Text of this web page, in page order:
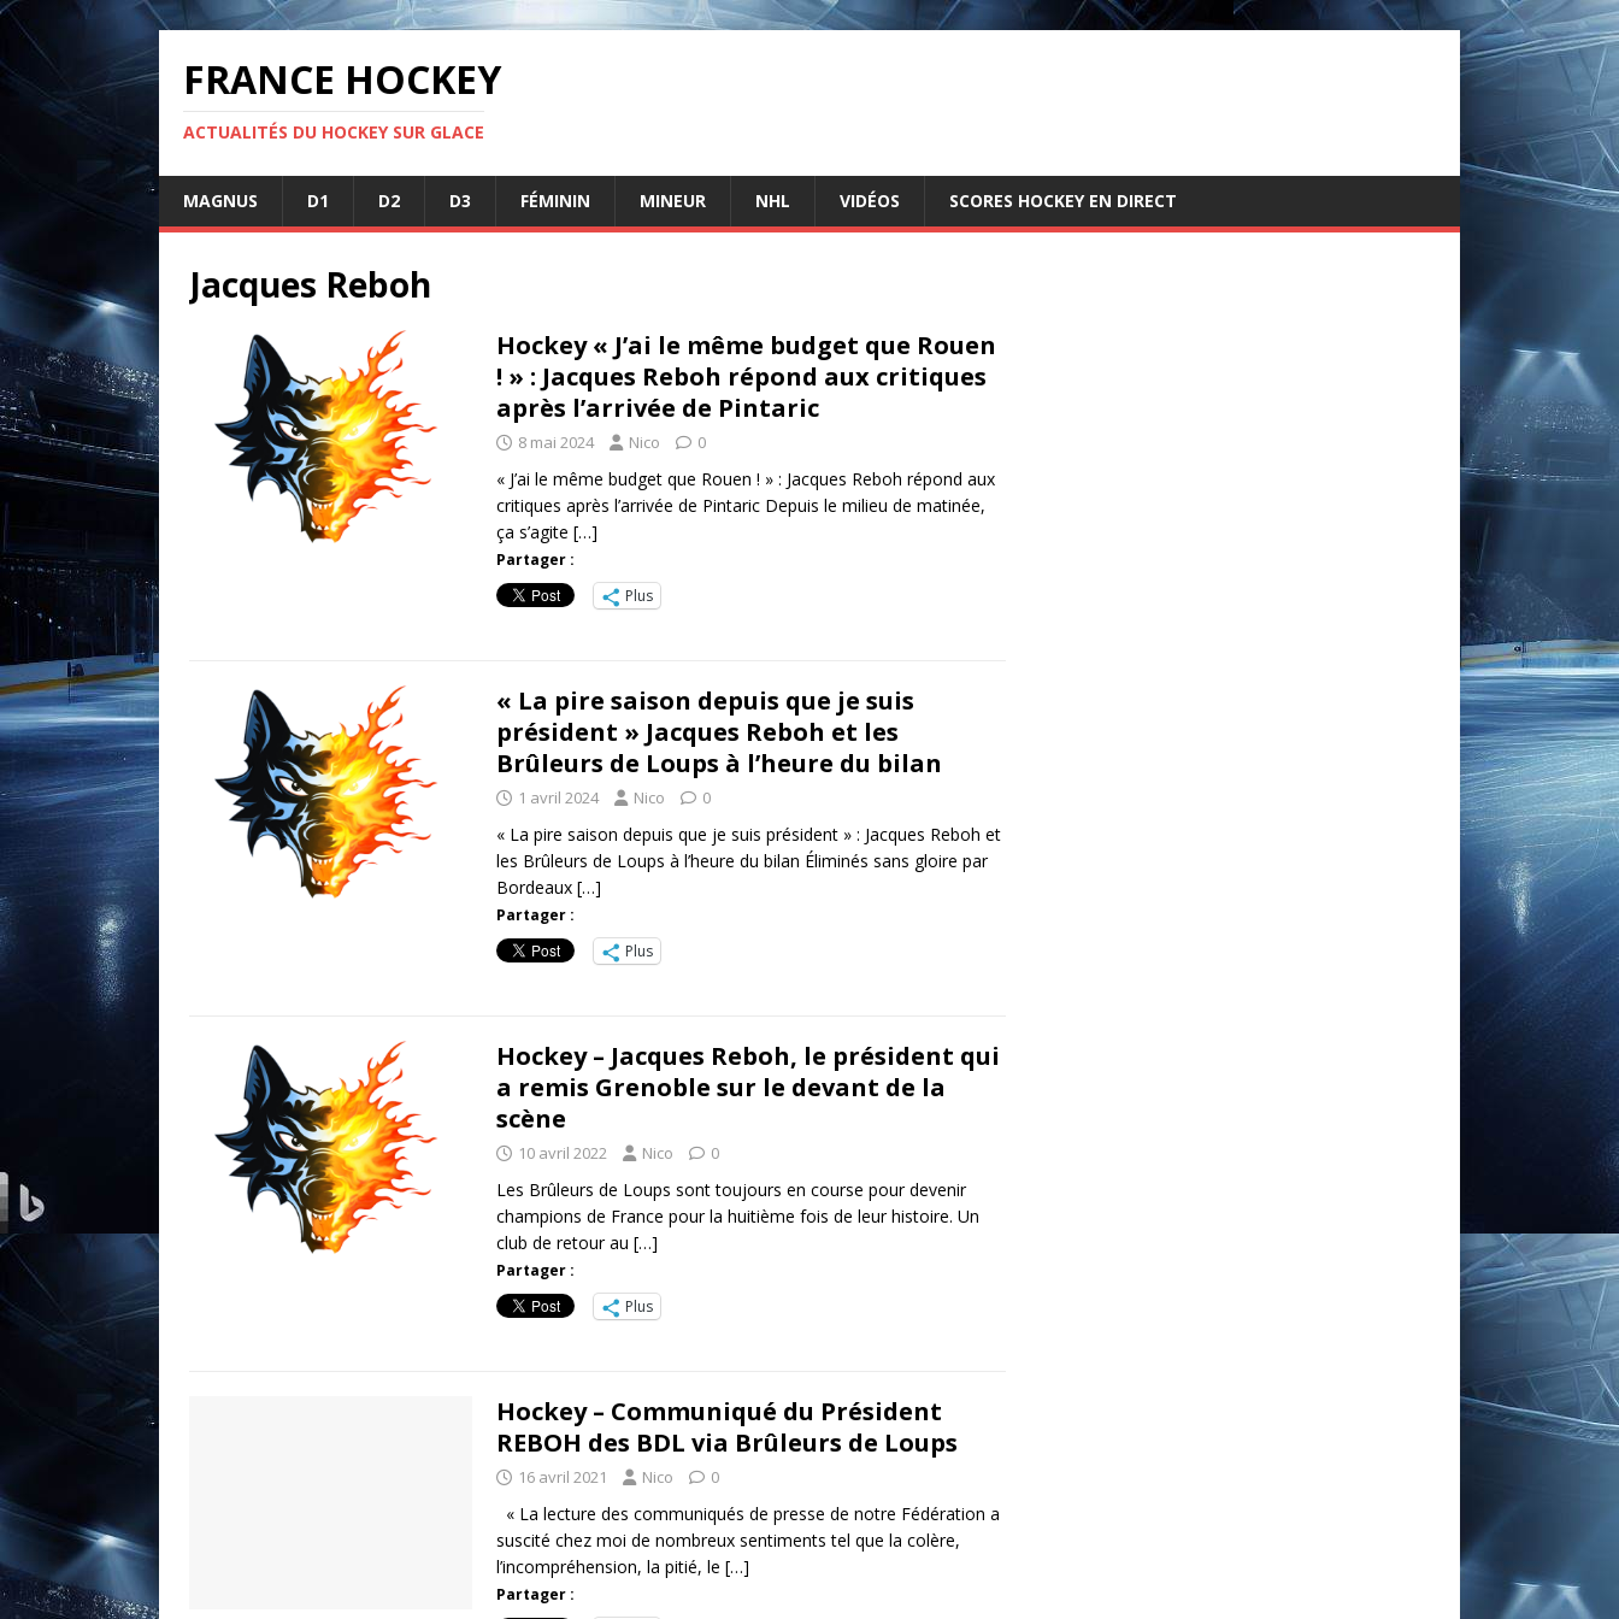
FRANCE HOCKEY
ACTUALITÉS DU HOCKEY SUR GLACE
MAGNUS D1 D2 D3 FÉMININ MINEUR NHL VIDÉOS SCORES HOCKEY EN DIRECT
Jacques Reboh
Hockey « J’ai le même budget que Rouen
! » : Jacques Reboh répond aux critiques
après l’arrivée de Pintaric
8 mai 2024 Nico 0
« J’ai le même budget que Rouen ! » : Jacques Reboh répond aux
critiques après l’arrivée de Pintaric Depuis le milieu de matinée,
ça s’agite […]
Partager :
Plus
« La pire saison depuis que je suis
président » Jacques Reboh et les
Brûleurs de Loups à l’heure du bilan
1 avril 2024 Nico 0
« La pire saison depuis que je suis président » : Jacques Reboh et
les Brûleurs de Loups à l’heure du bilan Éliminés sans gloire par
Bordeaux […]
Partager :
Plus
Hockey – Jacques Reboh, le président qui
a remis Grenoble sur le devant de la
scène
10 avril 2022 Nico 0
Les Brûleurs de Loups sont toujours en course pour devenir
champions de France pour la huitième fois de leur histoire. Un
club de retour au […]
Partager :
Plus
Hockey – Communiqué du Président
REBOH des BDL via Brûleurs de Loups
16 avril 2021 Nico 0
« La lecture des communiqués de presse de notre Fédération a
suscité chez moi de nombreux sentiments tel que la colère,
l’incompréhension, la pitié, le […]
Partager :